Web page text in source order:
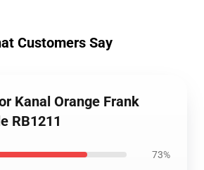
Customers Say
Kanal Orange Frank
RB1211
73%